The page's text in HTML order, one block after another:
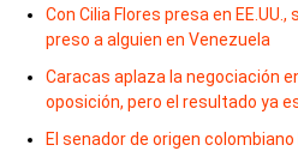
Con Cilia Flores presa en
preso a alguien en Venezuela
Caracas aplaza la negociación
oposición, pero el resultado ya
El senador de origen